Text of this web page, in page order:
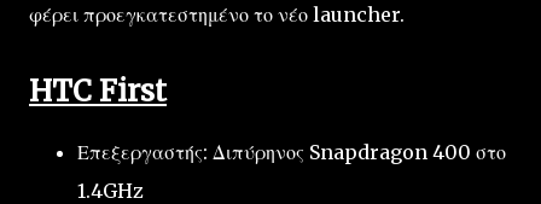
φέρει προεγκατεστημένο το νέο launcher.
HTC First
Επεξεργαστής: Διπύρηνος Snapdragon 400 στο
1.4GHz